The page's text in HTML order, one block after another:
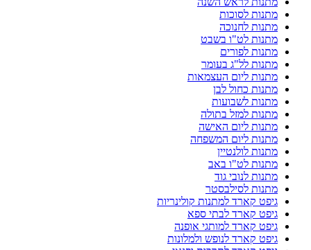
מתנות לסוכות
מתנות לחנוכה
מתנות לט"ו בשבט
מתנות לפורים
מתנות לל"ג בעומר
מתנות ליום העצמאות
מתנות כחול לבן
מתנות לשבועות
מתנות למזל בתולה
מתנות ליום האישה
מתנות ליום המשפחה
מתנות לולנטיין
מתנות לט"ו באב
מתנות לנובי גוד
מתנות לסילבסטר
גיפט קארד למתנות קולינריות
גיפט קארד לבתי ספא
גיפט קארד למותגי אופנה
גיפט קארד לנופש ולמלונות